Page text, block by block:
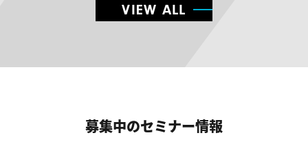
VIEW ALL
募集中のセミナー情報